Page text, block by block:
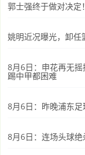
郭士强终于做对决定
姚明近况曝光，卸
8月6日：申花再无
踢中甲都困难
8月6日：昨晚浦东
8月6日：连场头球